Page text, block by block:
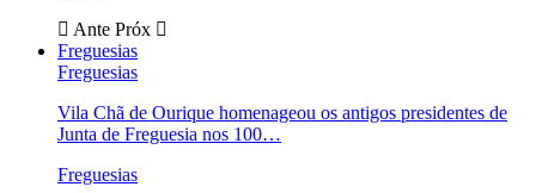
Ante Próx
Freguesias
Freguesias
Vila Chã de Ourique homenageou os antigos presidentes de
Junta de Freguesia nos 100…
Freguesias